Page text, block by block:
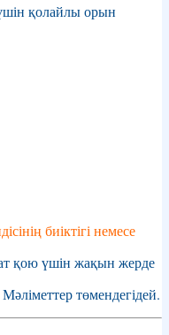
қолайлы орын
биіктігі немесе
қою үшін жақын жерде
төмендегідей.